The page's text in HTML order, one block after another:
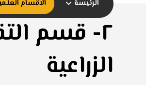
الرئيسة الاقسام
٢- قسم
الزراعية